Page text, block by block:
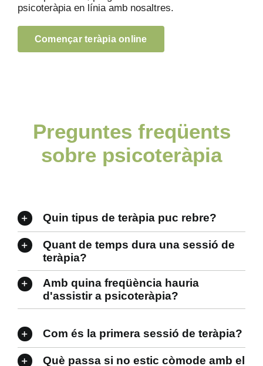
psicoteràpia en línia amb nosaltres.
Començar teràpia online
Preguntes freqüents
sobre psicoteràpia
Quin tipus de teràpia puc rebre?
Quant de temps dura una sessió de
teràpia?
Amb quina freqüència hauria
d'assistir a psicoteràpia?
Com és la primera sessió de teràpia?
Què passa si no estic còmode amb el